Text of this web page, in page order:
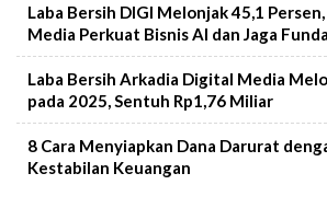
Laba Bersih DIGI Melonjak 45,1
Media Perkuat Bisnis AI dan Jaga
Laba Bersih Arkadia Digital Media
pada 2025, Sentuh Rp1,76 Miliar
8 Cara Menyiapkan Dana Darurat
Kestabilan Keuangan